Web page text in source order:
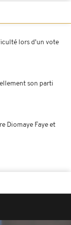
lors d'un vote
son parti
Diomaye Faye et